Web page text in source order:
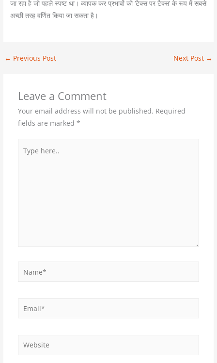
जा रहा है जो पहले स्पष्ट था। व्यापक कर प्रभावों को ‘टैक्स पर टैक्स’ के रूप में सबसे
अच्छी तरह वर्णित किया जा सकता है।
← Previous Post Next Post →
Leave a Comment
Your email address will not be published. Required
fields are marked *
here..
Email*
Website